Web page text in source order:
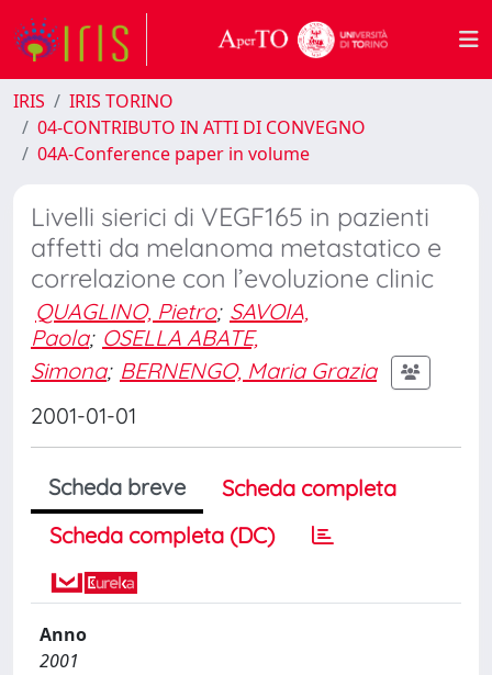
IRIS
IRIS TORINO
04-CONTRIBUTO IN ATTI DI CONVEGNO
04A-Conference paper in volume
Livelli sierici di VEGF165 in pazienti
affetti da melanoma metastatico e
correlazione con l’evoluzione clinic
QUAGLINO, Pietro; SAVOIA,
Paola; OSELLA ABATE,
Simona; BERNENGO, Maria Grazia
2001-01-01
Scheda breve
Scheda completa
Scheda completa (DC)
Anno
2001